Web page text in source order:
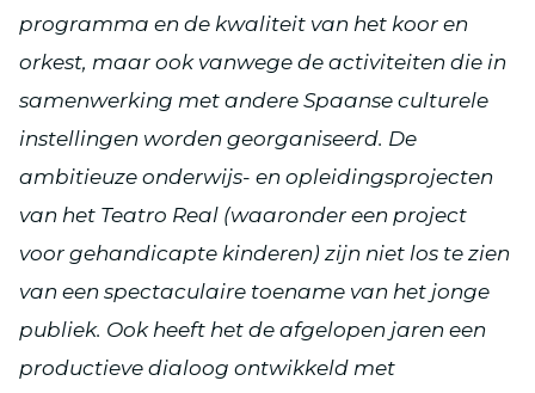
programma en de kwaliteit van het koor en
orkest, maar ook vanwege de activiteiten die in
samenwerking met andere Spaanse culturele
instellingen worden georganiseerd. De
ambitieuze onderwijs- en opleidingsprojecten
van het Teatro Real (waaronder een project
voor gehandicapte kinderen) zijn niet los te zien
van een spectaculaire toename van het jonge
publiek. Ook heeft het de afgelopen jaren een
productieve dialoog ontwikkeld met